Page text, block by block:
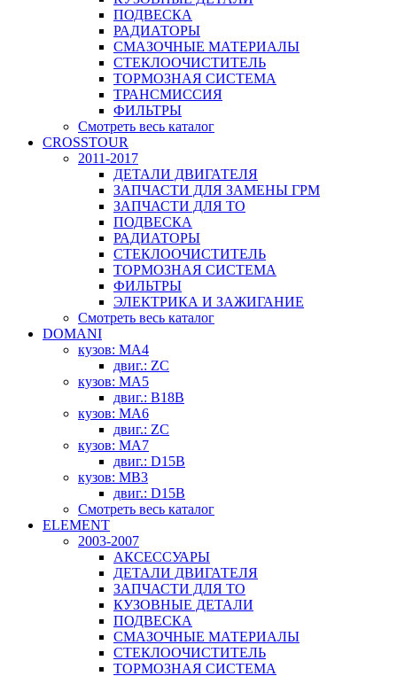
ПОДВЕСКА
РАДИАТОРЫ
СМАЗОЧНЫЕ МАТЕРИАЛЫ
СТЕКЛООЧИСТИТЕЛЬ
ТОРМОЗНАЯ СИСТЕМА
ТРАНСМИССИЯ
ФИЛЬТРЫ
Смотреть весь каталог
CROSSTOUR
2011-2017
ДЕТАЛИ ДВИГАТЕЛЯ
ЗАПЧАСТИ ДЛЯ ЗАМЕНЫ ГРМ
ЗАПЧАСТИ ДЛЯ ТО
ПОДВЕСКА
РАДИАТОРЫ
СТЕКЛООЧИСТИТЕЛЬ
ТОРМОЗНАЯ СИСТЕМА
ФИЛЬТРЫ
ЭЛЕКТРИКА И ЗАЖИГАНИЕ
Смотреть весь каталог
DOMANI
кузов: MA4
двиг.: ZC
кузов: MA5
двиг.: B18B
кузов: MA6
двиг.: ZC
кузов: MA7
двиг.: D15B
кузов: MB3
двиг.: D15B
Смотреть весь каталог
ELEMENT
2003-2007
АКСЕССУАРЫ
ДЕТАЛИ ДВИГАТЕЛЯ
ЗАПЧАСТИ ДЛЯ ТО
КУЗОВНЫЕ ДЕТАЛИ
ПОДВЕСКА
СМАЗОЧНЫЕ МАТЕРИАЛЫ
СТЕКЛООЧИСТИТЕЛЬ
ТОРМОЗНАЯ СИСТЕМА